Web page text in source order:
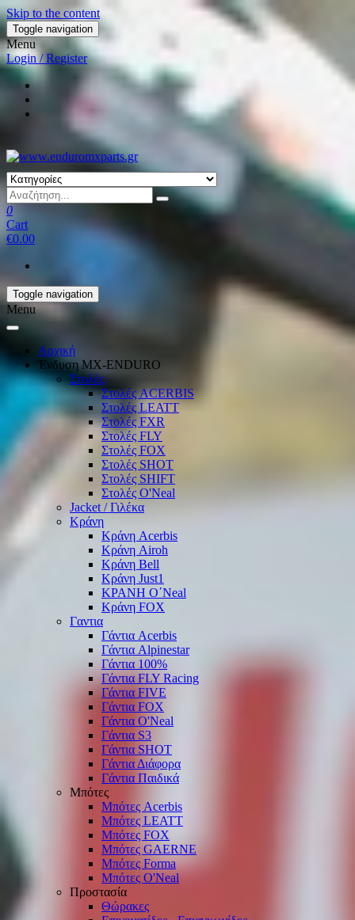
Skip to the content
Toggle navigation
Menu
Login / Register
0
Cart
€0.00
Toggle navigation
Menu
Αρχική
Ένδυση ΜΧ-ΕΝDURO
Στολές
Στολές ACERBIS
Στολές LEATT
Στολές FXR
Στολές FLY
Στολές FOX
Στολές SHOT
Στολές SHIFT
Στολές O'Neal
Jacket / Γιλέκα
Κράνη
Κράνη Acerbis
Κράνη Airoh
Κράνη Bell
Κράνη Just1
ΚΡΑΝΗ O΄Νeal
Κράνη FOX
Γαντια
Γάντια Acerbis
Γάντια Alpinestar
Γάντια 100%
Γάντια FLY Racing
Γάντια FIVE
Γάντια FOX
Γάντια O'Νeal
Γάντια S3
Γάντια SHOT
Γάντια Διάφορα
Γάντια Παιδικά
Μπότες
Μπότες Acerbis
Μπότες LEATT
Μπότες FOX
Μπότες GAERNE
Μπότες Forma
Μπότες O'Neal
Προστασία
Θώρακες